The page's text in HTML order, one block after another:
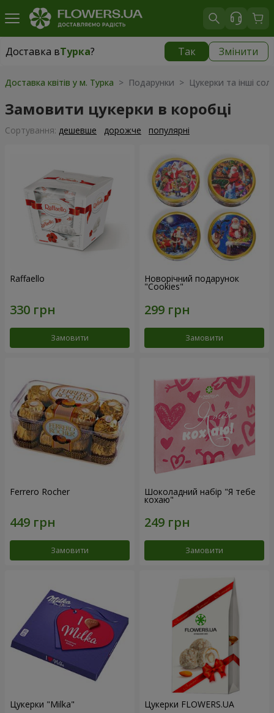
Доставка вТурка? Так Змінити
Доставка вТурка
Доставка квітів у м. Турка > Подарунки > Цукерки та інші
Замовити цукерки в коробці
Сортування: дешевше дорожче популярні
Raffaello
Замовити
Новорічний подарунок
"Cookies"
Замовити
Ferrero Rocher
Замовити
Шоколадний набір "Я тебе
кохаю"
Замовити
Цукерки "Milka" Цукерки FLOWERS.UA